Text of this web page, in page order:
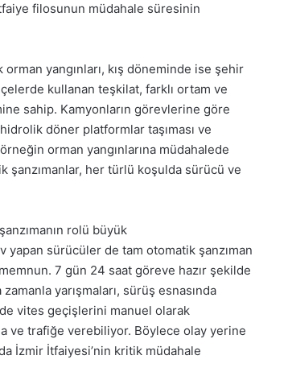
filosunun müdahale süresinin
yangınları, kış döneminde ise şehir
kullanan teşkilat, farklı ortam ve
sahip. Kamyonların görevlerine göre
döner platformlar taşıması ve
orman yangınlarına müdahalede
şanzımanlar, her türlü koşulda sürücü ve
rolü büyük
yapan sürücüler de tam otomatik şanzıman
7 gün 24 saat göreve hazır şekilde
yarışmaları, sürüş esnasında
vites geçişlerini manuel olarak
ve trafiğe verebiliyor. Böylece olay yerine
İzmir İtfaiyesi’nin kritik müdahale